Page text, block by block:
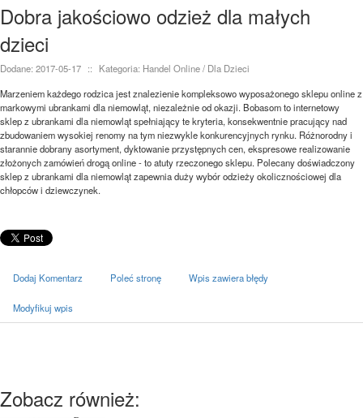
Dobra jakościowo odzież dla małych
dzieci
Dodane: 2017-05-17 ::
Kategoria: Handel Online / Dla Dzieci
Marzeniem każdego rodzica jest znalezienie kompleksowo wyposażonego sklepu online z
markowymi ubrankami dla niemowląt, niezależnie od okazji. Bobasom to internetowy
sklep z ubrankami dla niemowląt spełniający te kryteria, konsekwentnie pracujący nad
zbudowaniem wysokiej renomy na tym niezwykle konkurencyjnych rynku. Różnorodny i
starannie dobrany asortyment, dyktowanie przystępnych cen, ekspresowe realizowanie
złożonych zamówień drogą online - to atuty rzeczonego sklepu. Polecany doświadczony
sklep z ubrankami dla niemowląt zapewnia duży wybór odzieży okolicznościowej dla
chłopców i dziewczynek.
Dodaj Komentarz Poleć stronę Wpis zawiera błędy
Modyfikuj wpis
Zobacz również: